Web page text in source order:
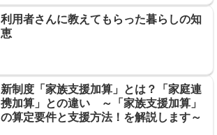
利用者さんに教えてもらった暮らしの知
恵
新制度「家族支援加算」とは？「家庭連
携加算」との違い ～「家族支援加算」
の算定要件と支援方法！を解説します～